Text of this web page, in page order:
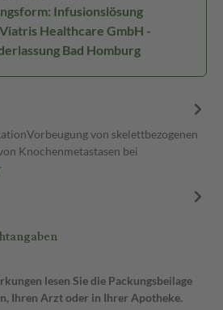
Infusionslösung
Healthcare GmbH -
Bad Homburg
von skelettbezogenen
Knochenmetastasen bei
lesen Sie die Packungsbeilage
Ihren Arzt oder in Ihrer Apotheke.